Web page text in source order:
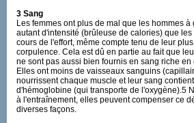
3 Sang
Les femmes ont plus de mal que les hommes à
autant d'intensité (brûleuse de calories) que les
cours de l'effort, même compte tenu de leur
corpulence. Cela est dû en partie au fait que
ne sont pas aussi bien fournis en sang riche en
Elles ont moins de vaisseaux sanguins
nourrissent chaque muscle et leur sang
d'hémoglobine (qui transporte de l'oxygène).5
à l'entraînement, elles peuvent compenser ce
diverses façons.